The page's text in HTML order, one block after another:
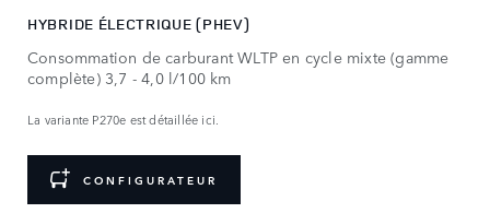
HYBRIDE ÉLECTRIQUE (PHEV)
Consommation de carburant WLTP en cycle mixte (gamme
complète) 3,7 - 4,0 l/100 km
La variante P270e est détaillée ici.
CONFIGURATEUR